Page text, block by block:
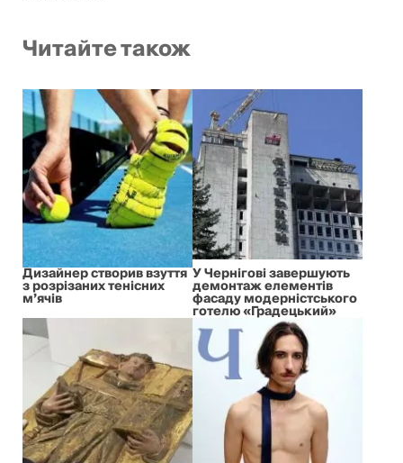
Читайте також
Дизайнер створив взуття
з розрізаних тенісних
м’ячів
У Чернігові завершують
демонтаж елементів
фасаду модерністського
готелю «Градецький»